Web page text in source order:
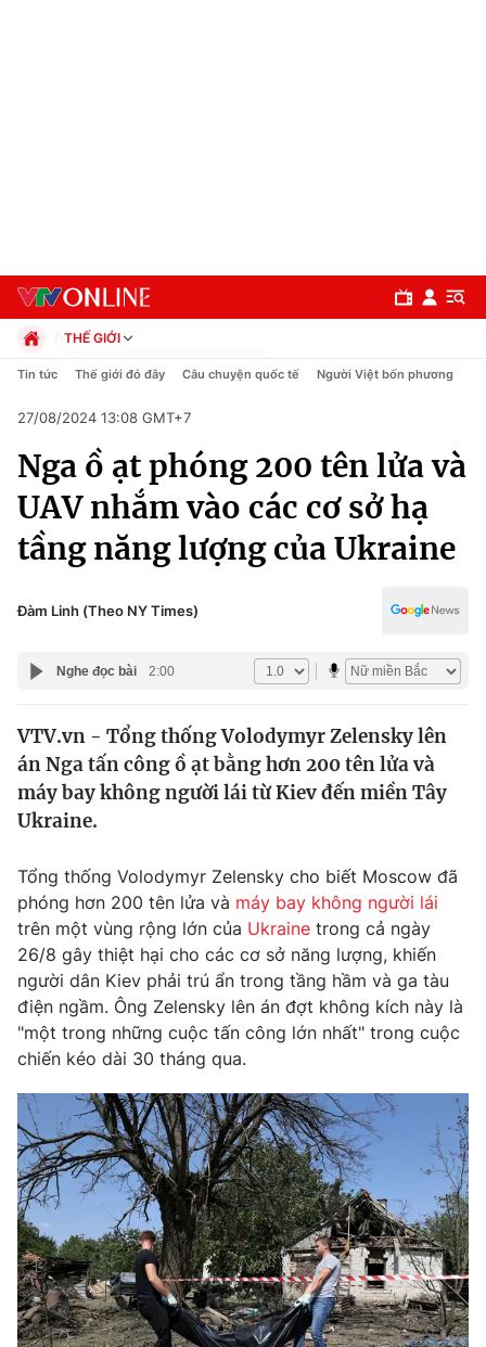
Chuyên mục
Chính trị
Xã hội
Pháp luật
Y tế
Thế giới
Tin tức
Thế giới đó đây
Câu chuyện quốc tế
Kinh tế
Thị trường
Góc doanh nghiệp
Dữ liệu và đời sống
Truyền hình
Phim VTV
Hậu trường
Nhân vật
Khán giả
Giải sao mai
Giải trí
Điện ảnh
Sao
Đời sống
Du lịch
Làm đẹp
Chất lượng cuộc sống
Giáo dục
Tuyển sinh
Học trực tuyến
Công nghệ
Hitech Công nghệ tương lai
Sản phẩm
Thị trường
Giao lưu trực tuyến
Lịch phát sóng
THẾ GIỚI
Chính trị
Pháp luật
Kinh tế
Thể thao
Truyền hình
Văn hóa - Giải trí
Y tế
Công nghệ
Tin tức Thế giới đó đây Câu chuyện quốc tế Người Việt bốn phương
27/08/2024 13:08 GMT+7
Nga ồ ạt phóng 200 tên lửa và
UAV nhắm vào các cơ sở hạ
tầng năng lượng của Ukraine
Đàm Linh (Theo NY Times)
Nghe đọc bài 2:00
VTV.vn - Tổng thống Volodymyr Zelensky lên
án Nga tấn công ồ ạt bằng hơn 200 tên lửa và
máy bay không người lái từ Kiev đến miền Tây
Ukraine.
Tổng thống Volodymyr Zelensky cho biết Moscow đã
phóng hơn 200 tên lửa và máy bay không người lái
trên một vùng rộng lớn của Ukraine trong cả ngày
26/8 gây thiệt hại cho các cơ sở năng lượng, khiến
người dân Kiev phải trú ẩn trong tầng hầm và ga tàu
điện ngầm. Ông Zelensky lên án đợt không kích này là
"một trong những cuộc tấn công lớn nhất" trong cuộc
chiến kéo dài 30 tháng qua.